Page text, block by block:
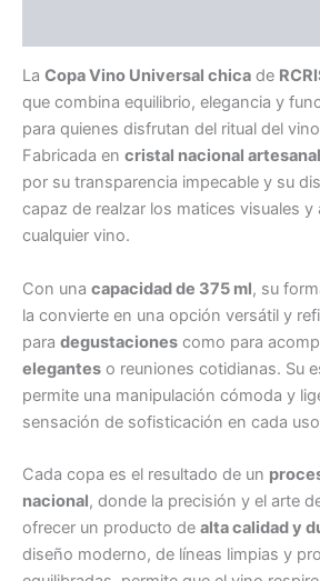
La Copa Vino Universal chica de
que combina equilibrio, elegancia y
para quienes disfrutan del ritual del
Fabricada en cristal nacional artesanal
por su transparencia impecable y su
capaz de realzar los matices visuales
cualquier vino.
Con una capacidad de 375 ml, su
la convierte en una opción versátil y
para degustaciones como para
elegantes o reuniones cotidianas. Su
permite una manipulación cómoda y
sensación de sofisticación en cada
Cada copa es el resultado de un
nacional, donde la precisión y el arte
ofrecer un producto de alta calidad y
diseño moderno, de líneas limpias y